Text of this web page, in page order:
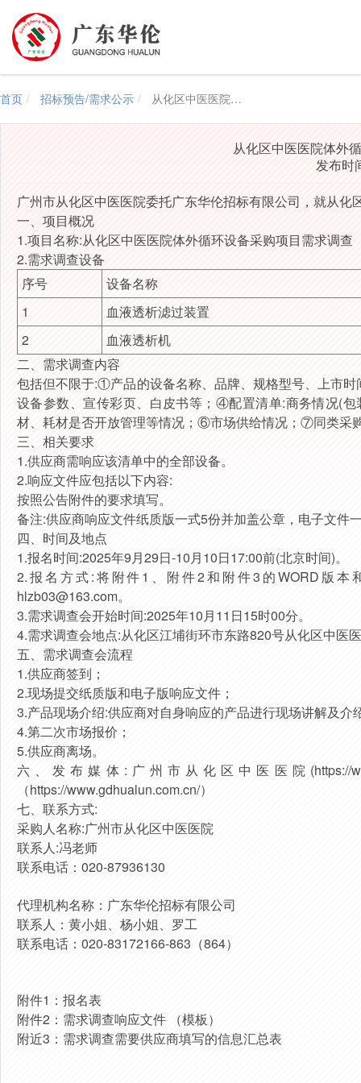
首页 招标预告/需求公示 从化区中医医院体外循环设备采购项目需求调查公告
从化区中医医院体外
发布时
广州市从化区中医医院委托广东华伦招标有限公司，就从
一、项目概况
1.项目名称:从化区中医医院体外循环设备采购项目需求调查
2.需求调查设备
序号
设备名称
1
血液透析滤过装置
2
血液透析机
二、需求调查内容
包括但不限于:①产品的设备名称、品牌、规格型号、上市
设备参数、宣传彩页、白皮书等；④配置清单:商务情况(
材、耗材是否开放管理等情况；⑥市场供给情况；⑦同类采
三、相关要求
1.供应商需响应该清单中的全部设备。
2.响应文件应包括以下内容:
按照公告附件的要求填写。
备注:供应商响应文件纸质版一式5份并加盖公章，电子文件
四、时间及地点
1.报名时间:2025年9月29日-10月10日17:00前(北京时间)。
2.报名方式:将附件1、附件2和附件3的WORD版
hlzb03@163.com。
3.需求调查会开始时间:2025年10月11日15时00分。
4.需求调查会地点:从化区江埔街环市东路820号从化区中医
五、需求调查会流程
1.供应商签到；
2.现场提交纸质版和电子版响应文件；
3.产品现场介绍:供应商对自身响应的产品进行现场讲解及
4.第二次市场报价；
5.供应商离场。
六、发布媒体:广州市从化区中医医院(https://
（https://www.gdhualun.com.cn/）
七、联系方式:
采购人名称:广州市从化区中医医院
联系人:冯老师
联系电话：020-87936130
代理机构名称：广东华伦招标有限公司
联系人：黄小姐、杨小姐、罗工
联系电话：020-83172166-863（864）
附件1：报名表
附件2：需求调查响应文件 （模板）
附近3：需求调查需要供应商填写的信息汇总表